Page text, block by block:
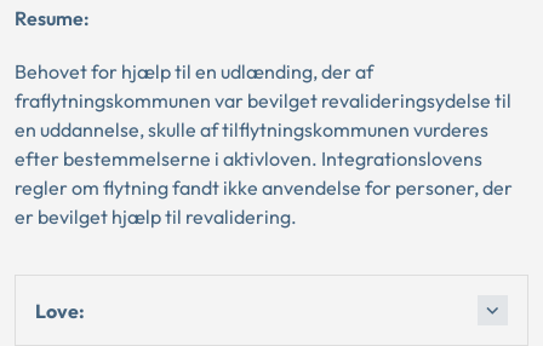
Resume:
Behovet for hjælp til en udlænding, der af
fraflytningskommunen var bevilget revalideringsydelse til
en uddannelse, skulle af tilflytningskommunen vurderes
efter bestemmelserne i aktivloven. Integrationslovens
regler om flytning fandt ikke anvendelse for personer, der
er bevilget hjælp til revalidering.
Love: